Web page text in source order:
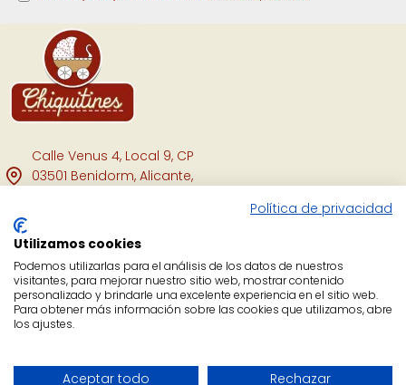
Calle Venus 4, Local 9, CP
03501 Benidorm, Alicante,
Instagram
YouTube
Política de privacidad
Utilizamos cookies
Podemos utilizarlas para el análisis de los datos de nuestros
visitantes, para mejorar nuestro sitio web, mostrar contenido
personalizado y brindarle una excelente experiencia en el sitio web.
Para obtener más información sobre las cookies que utilizamos, abre
los ajustes.
Aceptar todo Rechazar